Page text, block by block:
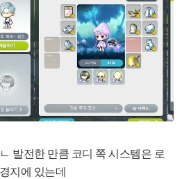
발전한 만큼 코디 쪽 시스템은 로
지에 있는데